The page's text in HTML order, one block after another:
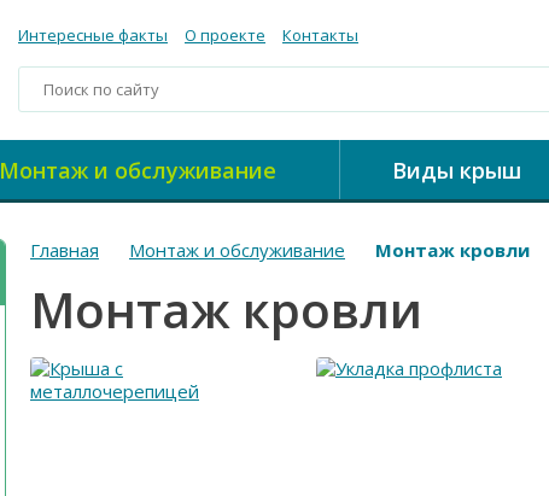
Интересные факты О проекте Контакты
Монтаж и обслуживание Виды крыш
Главная Монтаж и обслуживание Монтаж кровли
Монтаж кровли